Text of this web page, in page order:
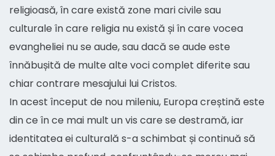
religioasă, în care există zone mari civile sau
culturale în care religia nu există și în care vocea
evangheliei nu se aude, sau dacă se aude este
înnăbușită de multe alte voci complet diferite sau
chiar contrare mesajului lui Cristos.
In acest început de nou mileniu, Europa creștină este
din ce în ce mai mult un vis care se destramă, iar
identitatea ei culturală s-a schimbat și continuă să